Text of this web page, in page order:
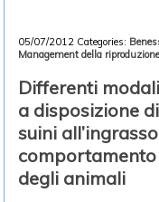
05/07/2012 Categories:
Management della
Differenti
a disposizione
suini
comportamento
degli animali